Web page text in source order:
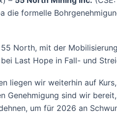
die formelle
55 North, mit der
Last Hope in Fall- und
liegen wir weiterhin auf
Genehmigung sind wir
um für 2026 an